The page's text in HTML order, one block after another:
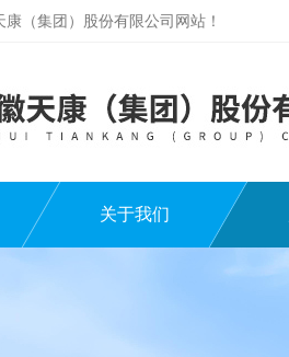
（集团）股份有限公司网站！
关于我们